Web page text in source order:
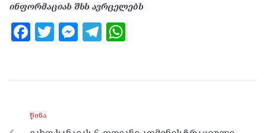
ინფორმაციას შსს ავრცელებს
F
o
o
T M
er
T
m p
ᲬᲘᲜᲐ